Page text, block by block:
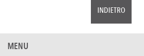
INDIETRO
MENU